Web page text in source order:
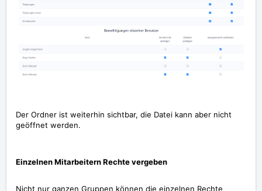
Der Ordner ist weiterhin sichtbar, die Datei kann aber nicht
geöffnet werden.
Einzelnen Mitarbeitern Rechte vergeben
Nicht nur ganzen Gruppen können die einzelnen Rechte